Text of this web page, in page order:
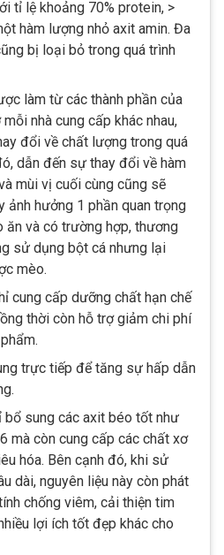
tỉ lệ khoảng 70% protein, >
hàm lượng nhỏ axit amin. Đa
bị loại bỏ trong quá trình
làm từ các thành phần của
mỗi nhà cung cấp khác nhau,
đổi về chất lượng trong quá
dẫn đến sự thay đổi về hàm
mùi vị cuối cùng cũng sẽ
ảnh hưởng 1 phần quan trọng
ăn và có trường hợp, thương
sử dụng bột cá nhưng lại
mèo.
cung cấp dưỡng chất hạn chế
thời còn hỗ trợ giảm chi phí
trực tiếp để tăng sự hấp dẫn
bổ sung các axit béo tốt như
mà còn cung cấp các chất xơ
hóa. Bên cạnh đó, khi sử
dài, nguyên liệu này còn phát
chống viêm, cải thiện tim
lợi ích tốt đẹp khác cho